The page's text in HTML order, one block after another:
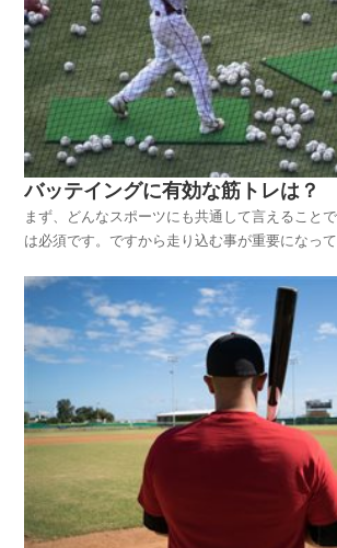
バッテイングに有効な筋トレは？
まず、どんなスポーツにも共通して言えること
は必須です。ですから走り込む事が重要になっ
とが重要です。野球全般に言えることですが、瞬
はダッシュも大事です。ランニングだけでなく